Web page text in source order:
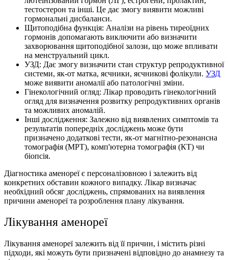
тестостерон та інші. Це дає змогу виявити можливі
гормональні дисбаланси.
Щитоподібна функція: Аналізи на рівень тиреоїдних
гормонів допомагають виключити або визначити
захворювання щитоподібної залози, що може впливати
на менструальний цикл.
УЗД: Дає змогу визначити стан структур репродуктивної
системи, як-от матка, яєчники, яєчникові фолікули. УЗД
може виявити аномалії або патологічні зміни.
Гінекологічний огляд: Лікар проводить гінекологічний
огляд для визначення розвитку репродуктивних органів
та можливих аномалій.
Інші дослідження: Залежно від виявлених симптомів та
результатів попередніх досліджень може бути
призначено додаткові тести, як-от магнітно-резонансна
томографія (МРТ), комп'ютерна томографія (КТ) чи
біопсія.
Діагностика аменореї є персоналізовною і залежить від
конкретних обставин кожного випадку. Лікар визначає
необхідний обсяг досліджень, спрямованих на виявлення
причини аменореї та розроблення плану лікування.
Лікування аменореї
Лікування аменореї залежить від її причин, і містить різні
підходи, які можуть бути призначені відповідно до анамнезу та